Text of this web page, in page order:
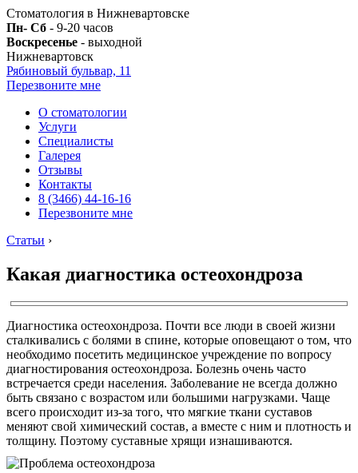
Стоматология в Нижневартовске
Пн- Сб - 9-20 часов
Воскресенье - выходной
Нижневартовск
Рябиновый бульвар, 11
Перезвоните мне
О стоматологии
Услуги
Специалисты
Галерея
Отзывы
Контакты
8 (3466) 44-16-16
Перезвоните мне
Статьи ›
Какая диагностика остеохондроза
Диагностика остеохондроза. Почти все люди в своей жизни
сталкивались с болями в спине, которые оповещают о том, что
необходимо посетить медицинское учреждение по вопросу
диагностирования остеохондроза. Болезнь очень часто
встречается среди населения. Заболевание не всегда должно
быть связано с возрастом или большими нагрузками. Чаще
всего происходит из-за того, что мягкие ткани суставов
меняют свой химический состав, а вместе с ним и плотность и
толщину. Поэтому суставные хрящи изнашиваются.